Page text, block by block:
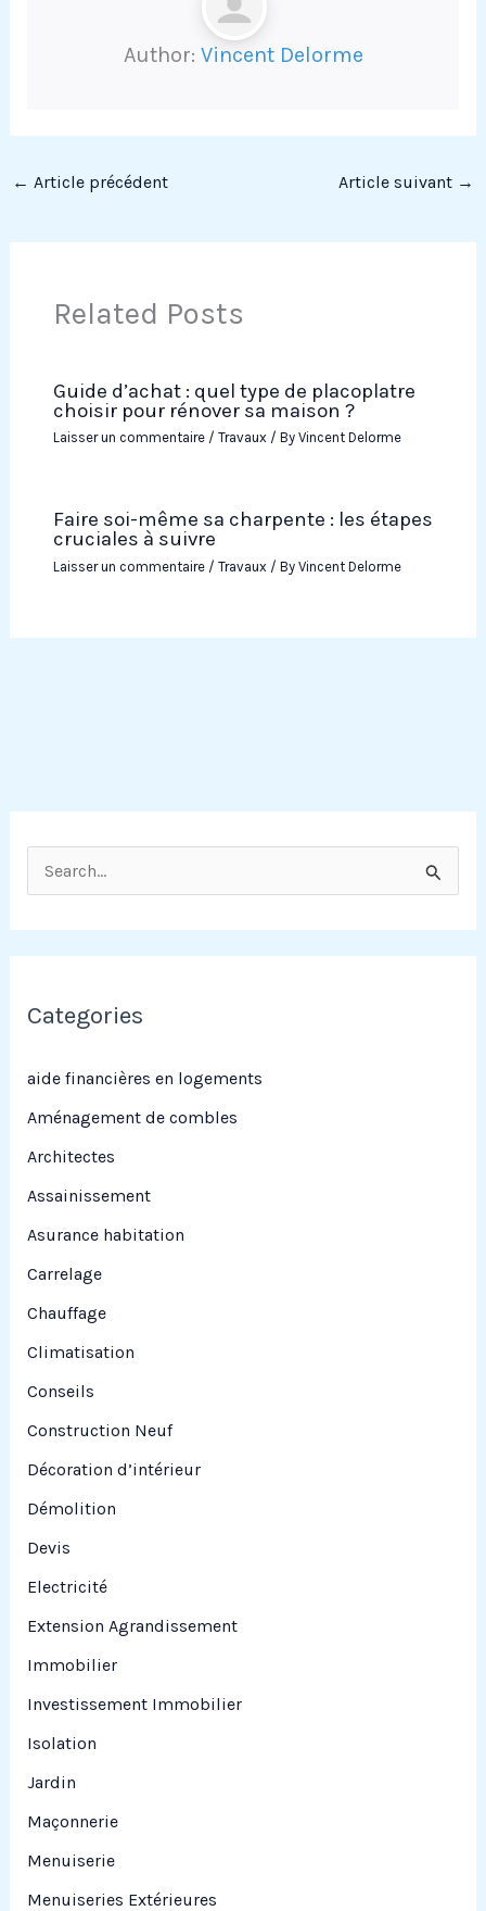
e
c
c
:
Categories
aide financières en logements
Aménagement de combles
Architectes
Assainissement
Asurance habitation
Carrelage
Chauffage
Climatisation
Conseils
Construction Neuf
Décoration d’intérieur
Démolition
Devis
Electricité
Extension Agrandissement
Immobilier
Investissement Immobilier
Isolation
Jardin
Maçonnerie
Menuiserie
Menuiseries Extérieures
Author: Vincent Delorme
← Article précédent Article suivant →
Related Posts
Guide d’achat : quel type de placoplatre
choisir pour rénover sa maison ?
Laisser un commentaire / Travaux/ By Vincent Delorme
Faire soi-même sa charpente : les étapes
cruciales à suivre
Laisser un commentaire / Travaux/ By Vincent Delorme